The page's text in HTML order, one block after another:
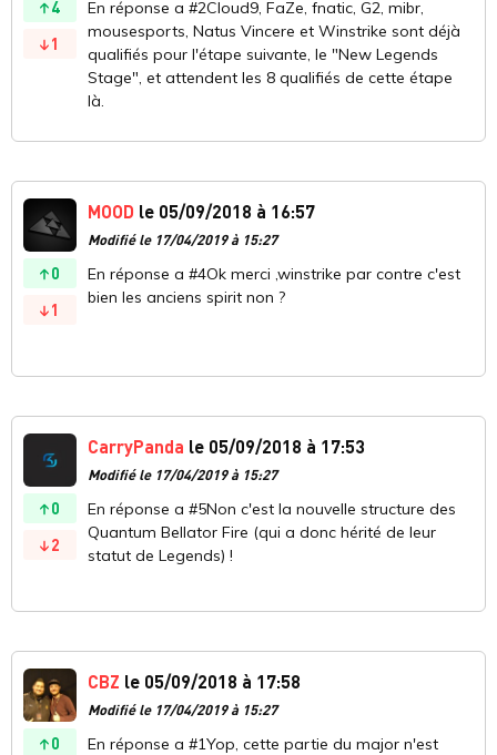
4
1
En réponse a #2Cloud9, FaZe, fnatic, G2, mibr,
mousesports, Natus Vincere et Winstrike sont déjà
qualifiés pour l'étape suivante, le "New Legends
Stage", et attendent les 8 qualifiés de cette étape
là.
0
1
MOOD le 05/09/2018 à 16:57
Modifié le 17/04/2019 à 15:27
En réponse a #4Ok merci ,winstrike par contre c'est
bien les anciens spirit non ?
0
2
CarryPanda le 05/09/2018 à 17:53
Modifié le 17/04/2019 à 15:27
En réponse a #5Non c'est la nouvelle structure des
Quantum Bellator Fire (qui a donc hérité de leur
statut de Legends) !
0
CBZ le 05/09/2018 à 17:58
Modifié le 17/04/2019 à 15:27
En réponse a #1Yop, cette partie du major n'est